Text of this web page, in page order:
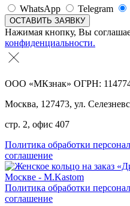
WhatsApp Telegram
Нажимая кнопку, Вы
конфиденциальности.
ООО «МКзнак» ОГРН:
Москва, 127473, ул.
стр. 2, офис 407
Политика обработки
соглашение
Политика обработки
соглашение